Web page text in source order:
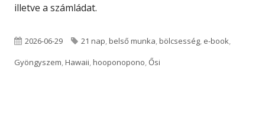
illetve a számládat.
Published
on
2026-06-29 Tags
21 nap,belső munka,bölcsesség, e-book,
Gyöngyszem,Hawaii,hooponopono,Ősi